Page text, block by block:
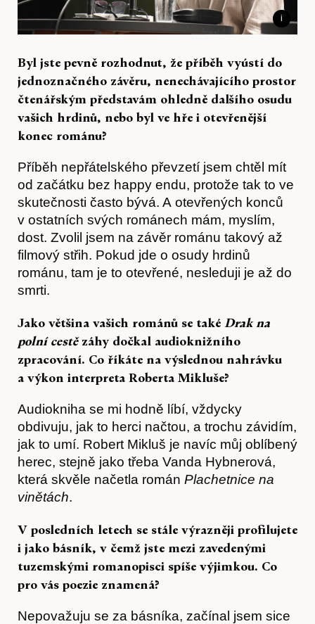
Akce
O nás
Obchod
i
Byl jste pevně rozhodnut, že příběh vyústí do
jednoznačného závěru, nenechávajícího prostor
čtenářským představám ohledně dalšího osudu
vašich hrdinů, nebo byl ve hře i otevřenější
konec románu?
Příběh nepřátelského převzetí jsem chtěl mít
od začátku bez happy endu, protože tak to ve
skutečnosti často bývá. A otevřených konců
v ostatních svých románech mám, myslím,
dost. Zvolil jsem na závěr románu takový až
filmový střih. Pokud jde o osudy hrdinů
románu, tam je to otevřené, nesleduji je až do
smrti.
Jako většina vašich románů se také Drak na
polní cestězáhy dočkal audioknižního
zpracování. Co říkáte na výslednou nahrávku
a výkon interpreta Roberta Mikluše?
Audiokniha se mi hodně líbí, vždycky
obdivuju, jak to herci načtou, a trochu závidím,
jak to umí. Robert Mikluš je navíc můj oblíbený
herec, stejně jako třeba Vanda Hybnerová,
která skvěle načetla román Plachetnice na
vinětách.
V posledních letech se stále výrazněji profilujete
i jako básník, v čemž jste mezi zavedenými
tuzemskými romanopisci spíše výjimkou. Co
pro vás poezie znamená?
Nepovažuju se za básníka, začínal jsem sice